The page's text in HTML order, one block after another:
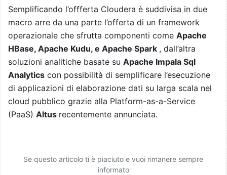
Semplificando l’offferta Cloudera è suddivisa in due
macro arre da una parte l’offerta di un framework
operazionale che sfrutta componenti come Apache
HBase, Apache Kudu, e Apache Spark , dall’altra
soluzioni analitiche basate su Apache Impala Sql
Analytics con possibilità di semplificare l’esecuzione
di applicazioni di elaborazione dati su larga scala nel
cloud pubblico grazie alla Platform-as-a-Service
(PaaS) Altus recentemente annunciata.
Se questo articolo ti è piaciuto e vuoi rimanere sempre
informato